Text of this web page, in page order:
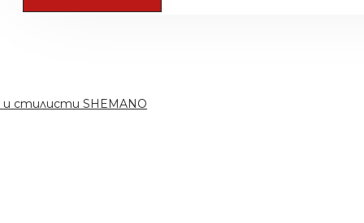
и стилисти SHEMANO